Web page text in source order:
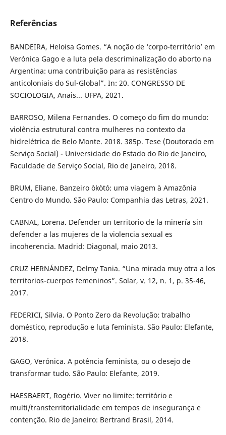
Referências
BANDEIRA, Heloisa Gomes. “A noção de ‘corpo-território’ em
Verónica Gago e a luta pela descriminalização do aborto na
Argentina: uma contribuição para as resistências
anticoloniais do Sul-Global”. In: 20. CONGRESSO DE
SOCIOLOGIA, Anais... UFPA, 2021.
BARROSO, Milena Fernandes. O começo do fim do mundo:
violência estrutural contra mulheres no contexto da
hidrelétrica de Belo Monte. 2018. 385p. Tese (Doutorado em
Serviço Social) - Universidade do Estado do Rio de Janeiro,
Faculdade de Serviço Social, Rio de Janeiro, 2018.
BRUM, Eliane. Banzeiro òkòtó: uma viagem à Amazônia
Centro do Mundo. São Paulo: Companhia das Letras, 2021.
CABNAL, Lorena. Defender un territorio de la minería sin
defender a las mujeres de la violencia sexual es
incoherencia. Madrid: Diagonal, maio 2013.
CRUZ HERNÁNDEZ, Delmy Tania. “Una mirada muy otra a los
territorios-cuerpos femeninos”. Solar, v. 12, n. 1, p. 35-46,
2017.
FEDERICI, Silvia. O Ponto Zero da Revolução: trabalho
doméstico, reprodução e luta feminista. São Paulo: Elefante,
2018.
GAGO, Verónica. A potência feminista, ou o desejo de
transformar tudo. São Paulo: Elefante, 2019.
HAESBAERT, Rogério. Viver no limite: território e
multi/transterritorialidade em tempos de insegurança e
contenção. Rio de Janeiro: Bertrand Brasil, 2014.